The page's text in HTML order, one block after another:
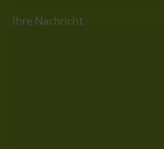
Ihre Nachricht